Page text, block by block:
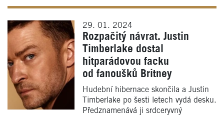
29. 01. 2024
Rozpačitý návrat. Justin
Timberlake dostal
hitparádovou facku
od fanoušků Britney
Hudební hibernace skončila a Justin
Timberlake po šesti letech vydá desku.
Předznamenává ji srdceryvný